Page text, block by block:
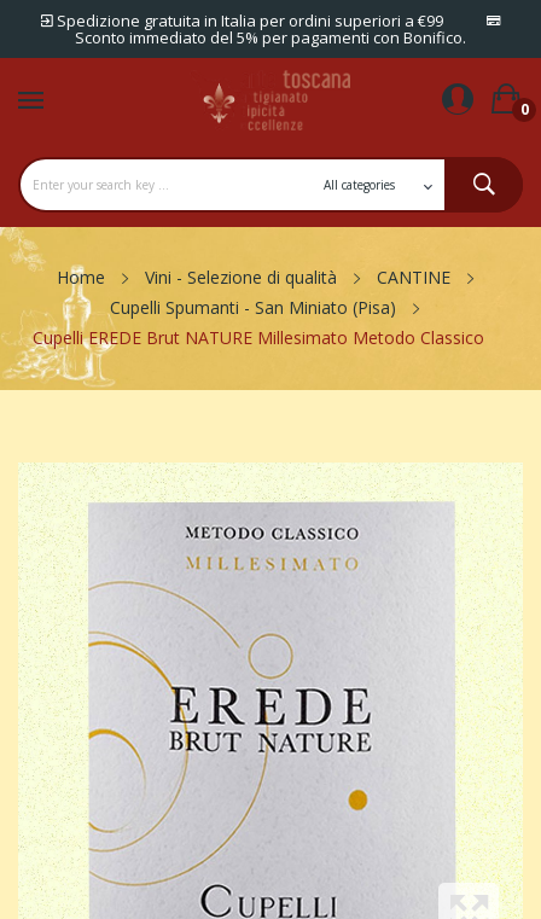
Spedizione gratuita in Italia per ordini superiori a €99
Sconto immediato del 5% per pagamenti con Bonifico.
0
Home Vini - Selezione di qualità
CANTINE
Cupelli Spumanti - San Miniato (Pisa)
Cupelli EREDE Brut NATURE Millesimato Metodo Classico